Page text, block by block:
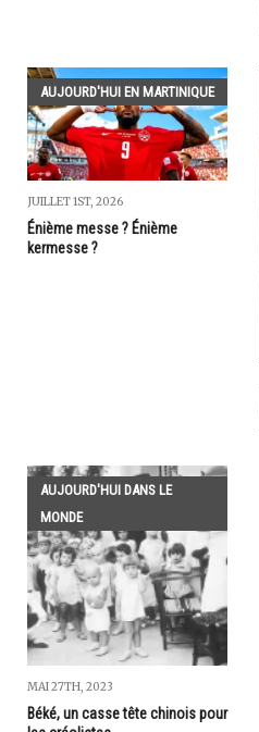
AUJOURD'HUI EN MARTINIQUE
JUILLET 1ST, 2026
Énième messe ? Énième
kermesse ?
AUJOURD'HUI DANS LE
MONDE
MAI 27TH, 2023
Béké, un casse tête chinois pour